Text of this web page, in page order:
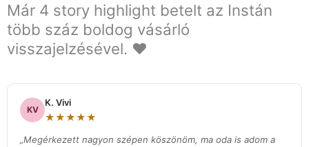
Már 4 story highlight betelt az Instán
több száz boldog vásárló
visszajelzésével. ❤️
KV
K. Vivi
★★★★★
„Megérkezett nagyon szépen köszönöm, ma oda is adom a